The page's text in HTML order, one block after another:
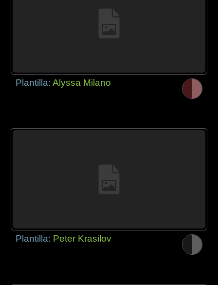
Plantilla:Alyssa Milano
Plantilla: Peter Krasilov